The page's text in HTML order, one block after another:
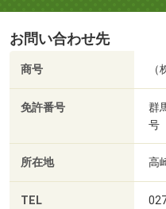
お問い合わせ先
商号
免許番号
群
号
所在地 高
TEL